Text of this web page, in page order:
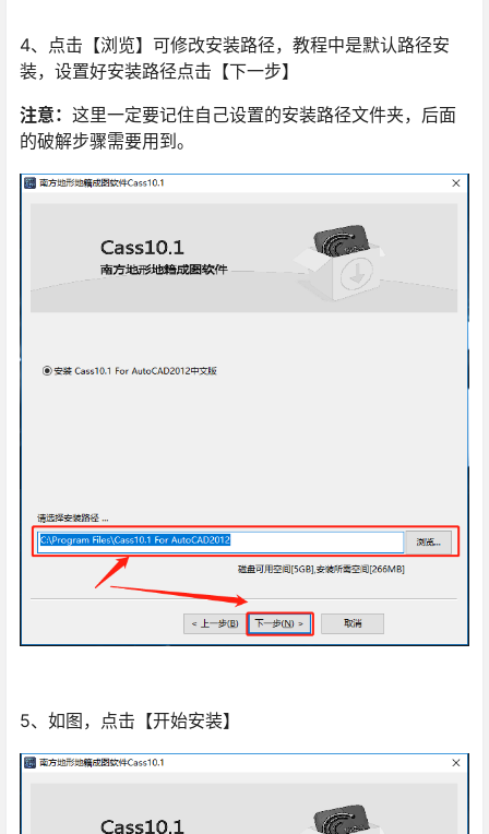
4、点击【浏览】可修改安装路径，教程中是默认路径安
装，设置好安装路径点击【下一步】
注意： 这里一定要记住自己设置的安装路径文件夹，后面
的破解步骤需要用到。
5、如图，点击【开始安装】